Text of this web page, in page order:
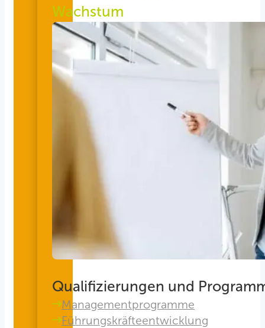
Wachstum
Qualifizierungen und
Managementprogramme
Führungskräfteentwicklung